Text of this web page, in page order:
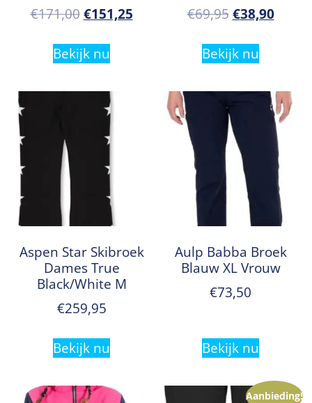
€171,00 €151,25
Bekijk nu
€69,95 €38,90
Bekijk nu
Aspen Star Skibroek
Dames True
Black/White M
€259,95
Bekijk nu
Aulp Babba Broek
Blauw XL Vrouw
€73,50
Bekijk nu
Aanbieding!